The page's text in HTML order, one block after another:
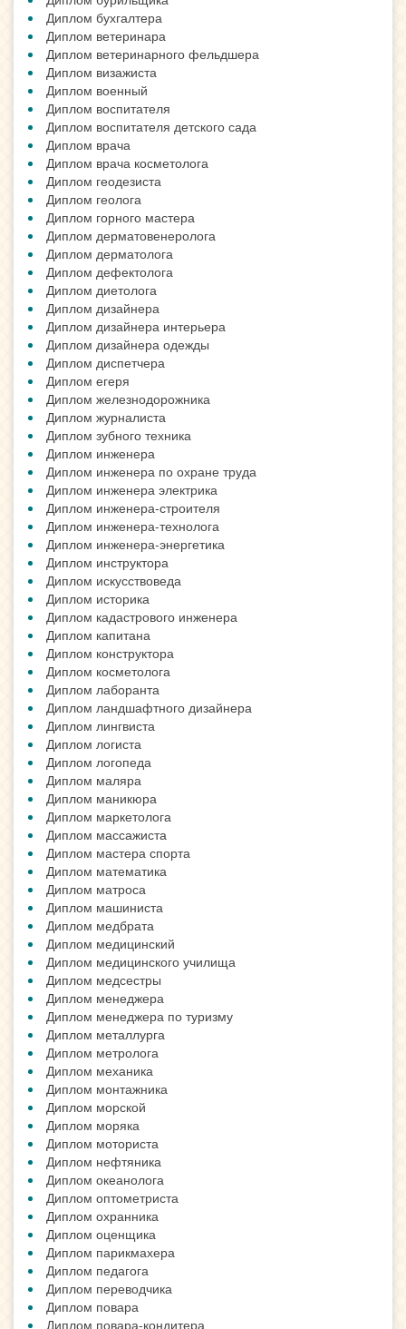
Диплом бухгалтера
Диплом ветеринара
Диплом ветеринарного фельдшера
Диплом визажиста
Диплом военный
Диплом воспитателя
Диплом воспитателя детского сада
Диплом врача
Диплом врача косметолога
Диплом геодезиста
Диплом геолога
Диплом горного мастера
Диплом дерматовенеролога
Диплом дерматолога
Диплом дефектолога
Диплом диетолога
Диплом дизайнера
Диплом дизайнера интерьера
Диплом дизайнера одежды
Диплом диспетчера
Диплом егеря
Диплом железнодорожника
Диплом журналиста
Диплом зубного техника
Диплом инженера
Диплом инженера по охране труда
Диплом инженера электрика
Диплом инженера-строителя
Диплом инженера-технолога
Диплом инженера-энергетика
Диплом инструктора
Диплом искусствоведа
Диплом историка
Диплом кадастрового инженера
Диплом капитана
Диплом конструктора
Диплом косметолога
Диплом лаборанта
Диплом ландшафтного дизайнера
Диплом лингвиста
Диплом логиста
Диплом логопеда
Диплом маляра
Диплом маникюра
Диплом маркетолога
Диплом массажиста
Диплом мастера спорта
Диплом математика
Диплом матроса
Диплом машиниста
Диплом медбрата
Диплом медицинский
Диплом медицинского училища
Диплом медсестры
Диплом менеджера
Диплом менеджера по туризму
Диплом металлурга
Диплом метролога
Диплом механика
Диплом монтажника
Диплом морской
Диплом моряка
Диплом моториста
Диплом нефтяника
Диплом океанолога
Диплом оптометриста
Диплом охранника
Диплом оценщика
Диплом парикмахера
Диплом педагога
Диплом переводчика
Диплом повара
Диплом повара-кондитера